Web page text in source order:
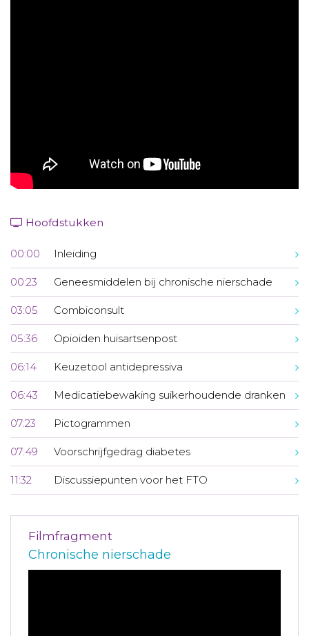
Hoofdstukken
00:00 Inleiding
00:23 Geneesmiddelen bij chronische nierschade
03:05 Combiconsult
05:36 Opioïden huisartsenpost
06:14 Keuzetool antidepressiva
06:43 Medicatiebewaking suikerhoudende dranken
07:23 Pictogrammen
07:49 Voorschrijfgedrag diabetes
11:32 Discussiepunten voor het FTO
Filmfragment
Chronische nierschade